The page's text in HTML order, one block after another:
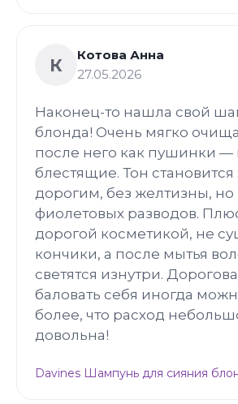
К
Котова Анна
27.05.2026
Наконец-то нашла свой
блонда! Очень мягко
после него как пушинки —
блестящие. Тон
дорогим, без желтизны, но
фиолетовых разводов.
дорогой косметикой, не
кончики, а после мытья
светятся изнутри.
баловать себя иногда
более, что расход
довольна!
Davines Шампунь для сияния